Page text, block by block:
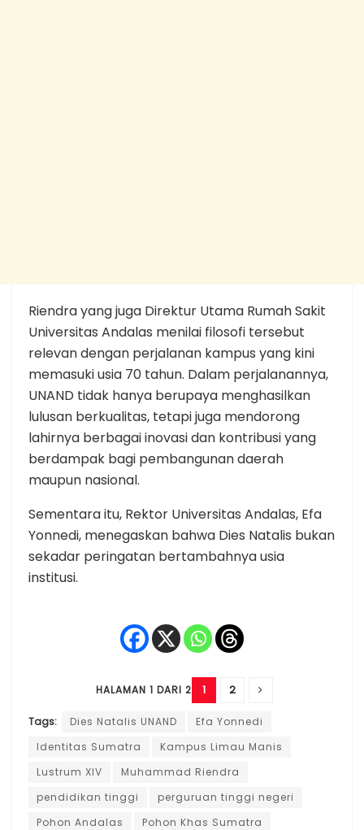
Riendra yang juga Direktur Utama Rumah Sakit
Universitas Andalas menilai filosofi tersebut
relevan dengan perjalanan kampus yang kini
memasuki usia 70 tahun. Dalam perjalanannya,
UNAND tidak hanya berupaya menghasilkan
lulusan berkualitas, tetapi juga mendorong
lahirnya berbagai inovasi dan kontribusi yang
berdampak bagi pembangunan daerah
maupun nasional.
Sementara itu, Rektor Universitas Andalas, Efa
Yonnedi, menegaskan bahwa Dies Natalis bukan
sekadar peringatan bertambahnya usia
institusi.
HALAMAN 1 DARI 2 1 2
Tags: Dies Natalis UNAND
Efa Yonnedi
Identitas Sumatra
Kampus Limau Manis
Lustrum XIV
Muhammad Riendra
pendidikan tinggi
perguruan tinggi negeri
Pohon Andalas
Pohon Khas Sumatra